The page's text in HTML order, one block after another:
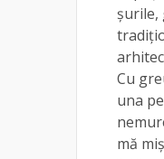
șurile,
Cu
una
mă